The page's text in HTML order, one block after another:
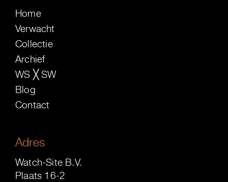
Home
Verwacht
Collectie
Archief
WS ╳ SW
Blog
Contact
Adres
Watch-Site B.V.
Plaats 16-2